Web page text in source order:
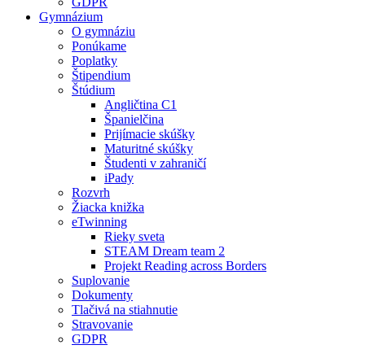
Gymnázium
O gymnáziu
Ponúkame
Poplatky
Štipendium
Štúdium
Angličtina C1
Španielčina
Prijímacie skúšky
Maturitné skúšky
Študenti v zahraničí
iPady
Rozvrh
Žiacka knižka
eTwinning
Rieky sveta
STEAM Dream team 2
Projekt Reading across Borders
Suplovanie
Dokumenty
Tlačivá na stiahnutie
Stravovanie
GDPR